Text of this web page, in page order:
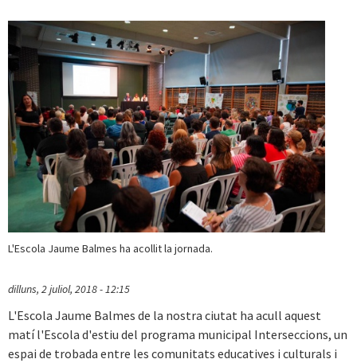
L'Escola Jaume Balmes ha acollit la jornada.
dilluns, 2 juliol, 2018 - 12:15
L'Escola Jaume Balmes de la nostra ciutat ha acull aquest
matí l'Escola d'estiu del programa municipal Interseccions, un
espai de trobada entre les comunitats educatives i culturals i